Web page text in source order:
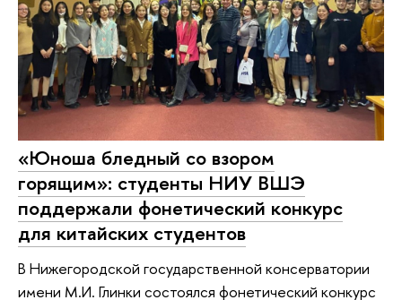
«Юноша бледный со взором
горящим»: студенты НИУ ВШЭ
поддержали фонетический конкурс
для китайских студентов
В Нижегородской государственной консерватории
имени М.И. Глинки состоялся фонетический конкурс